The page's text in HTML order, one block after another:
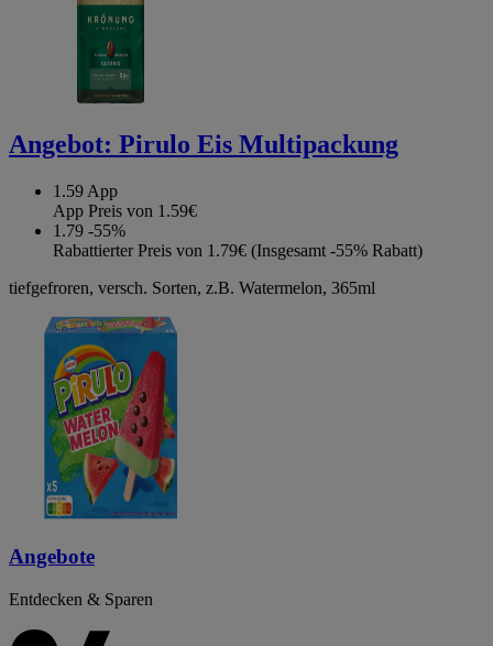
Angebot: Pirulo Eis Multipackung
1.59 App
App Preis von 1.59€
1.79 -55%
Rabattierter Preis von 1.79€ (Insgesamt -55% Rabatt)
tiefgefroren, versch. Sorten, z.B. Watermelon, 365ml
Angebote
Entdecken & Sparen